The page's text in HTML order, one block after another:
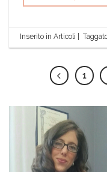
Inserito inArticoli
1